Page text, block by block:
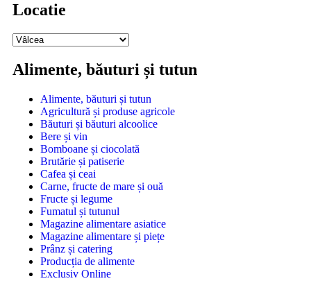
Locatie
Alimente, băuturi și tutun
Alimente, băuturi și tutun
Agricultură și produse agricole
Băuturi și băuturi alcoolice
Bere și vin
Bomboane și ciocolată
Brutărie și patiserie
Cafea și ceai
Carne, fructe de mare și ouă
Fructe și legume
Fumatul și tutunul
Magazine alimentare asiatice
Magazine alimentare și piețe
Prânz și catering
Producția de alimente
Exclusiv Online